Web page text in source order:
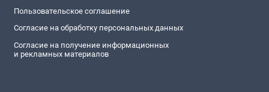
Пользовательское соглашение
Согласие на обработку персональных данных
Согласие на получение информационных
и рекламных материалов